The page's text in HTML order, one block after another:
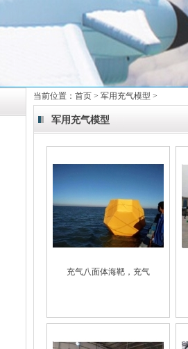
当前位置： 首页 > 军用充气模型 >
军用充气模型
充气八面体海靶，充气